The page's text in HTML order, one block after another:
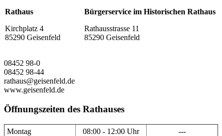
Rathaus
Kirchplatz 4
85290 Geisenfeld
Bürgerservice im Historischen Rathaus
Rathausstrasse 11
85290 Geisenfeld
08452 98-0
08452 98-44
rathaus@geisenfeld.de
www.geisenfeld.de
Öffnungszeiten des Rathauses
Montag 08:00 - 12:00 Uhr
---